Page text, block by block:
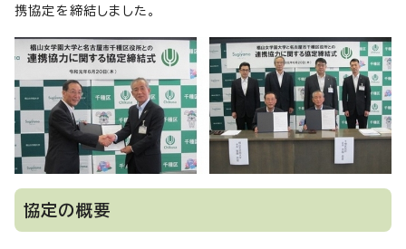
携協定を締結しました。
協定の概要